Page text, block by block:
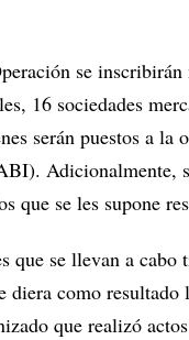
se
16 sociedades
serán puestos a
Adicionalmente,
que se les supone
que se llevan a
diera como
que realizó